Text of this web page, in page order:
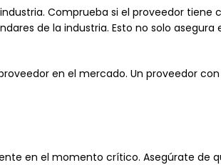
Comprueba si el proveedor tiene
de la industria. Esto no solo asegura
en el mercado. Un proveedor
en el momento crítico. Asegúrate de